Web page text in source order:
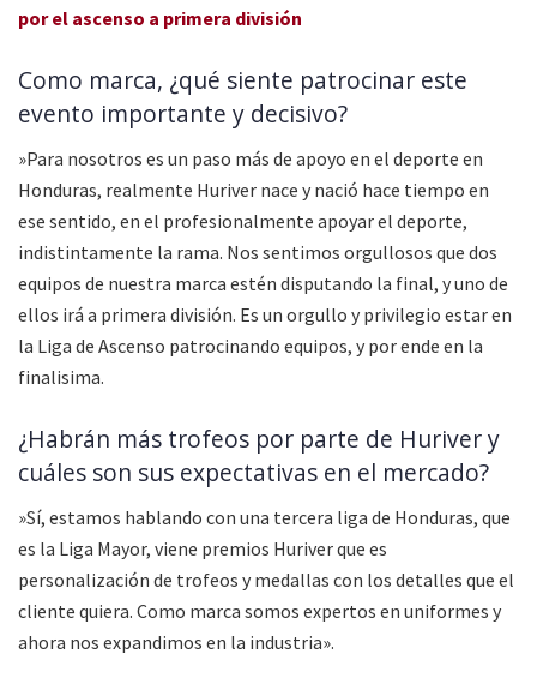
por el ascenso a primera división
Como marca, ¿qué siente patrocinar este
evento importante y decisivo?
»Para nosotros es un paso más de apoyo en el deporte en
Honduras, realmente Huriver nace y nació hace tiempo en
ese sentido, en el profesionalmente apoyar el deporte,
indistintamente la rama. Nos sentimos orgullosos que dos
equipos de nuestra marca estén disputando la final, y uno de
ellos irá a primera división. Es un orgullo y privilegio estar en
la Liga de Ascenso patrocinando equipos, y por ende en la
finalisima.
¿Habrán más trofeos por parte de Huriver y
cuáles son sus expectativas en el mercado?
»Sí, estamos hablando con una tercera liga de Honduras, que
es la Liga Mayor, viene premios Huriver que es
personalización de trofeos y medallas con los detalles que el
cliente quiera. Como marca somos expertos en uniformes y
ahora nos expandimos en la industria».